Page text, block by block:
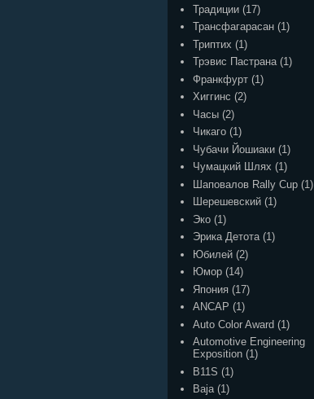
Традиции (17)
Трансфагарасан (1)
Триптих (1)
Трэвис Пастрана (1)
Франкфурт (1)
Хиггинс (2)
Часы (2)
Чикаго (1)
Чубачи Йошиаки (1)
Чумацкий Шлях (1)
Шаповалов Rally Cup (1)
Шерешевский (1)
Эко (1)
Эрика Детота (1)
Юбилей (2)
Юмор (14)
Япония (17)
ANCAP (1)
Auto Color Award (1)
Automotive Engineering
Exposition (1)
B11S (1)
Baja (1)